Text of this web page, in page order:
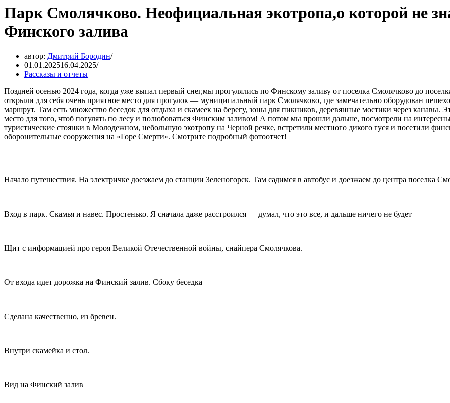
Парк Смолячково. Неофициальная экотропа,о которой не
Финского залива
автор: Дмитрий Бородин
01.01.202516.04.2025
Рассказы и отчеты
Поздней осенью 2024 года, когда уже выпал первый снег,мы прогулялись по Финскому заливу от поселка Смолячково до
открыли для себя очень приятное место для прогулок — муниципальный парк Смолячково, где замечательно оборудован
маршрут. Там есть множество беседок для отдыха и скамеек на берегу, зоны для пикников, деревянные мостики через канавы.
место для того, чтоб погулять по лесу и полюбоваться Финским заливом! А потом мы прошли дальше, посмотрели на
туристические стоянки в Молодежном, небольшую экотропу на Черной речке, встретили местного дикого гуся и посетили
оборонительные сооружения на «Горе Смерти». Смотрите подробный фотоотчет!
Начало путешествия. На электричке доезжаем до станции Зеленогорск. Там садимся в автобус и доезжаем до центра поселка
Вход в парк. Скамья и навес. Простенько. Я сначала даже расстроился — думал, что это все, и дальше ничего не будет
Щит с информацией про героя Великой Отечественной войны, снайпера Смолячкова.
От входа идет дорожка на Финский залив. Сбоку беседка
Сделана качественно, из бревен.
Внутри скамейка и стол.
Вид на Финский залив